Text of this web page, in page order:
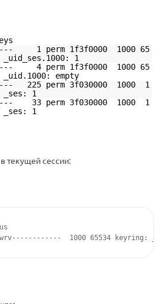
1 perm 1f3f0000 1000 65
1
4 perm 1f3f0000 1000 65
empty
225 perm 3f030000 1000 1
1
33 perm 3f030000 1000 1
1
текущей сессии:
1000 65534 keyring: